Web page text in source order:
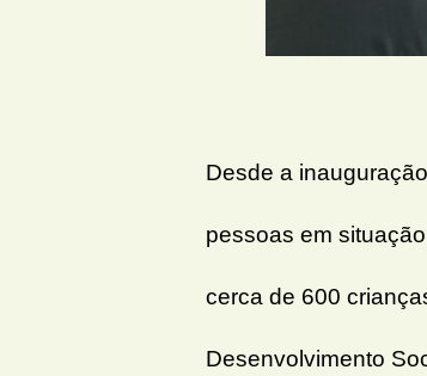
Desde a
pessoas em
cerca de 600
Desenvolvimento